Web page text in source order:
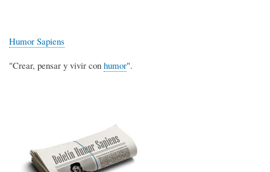
Humor Sapiens
"Crear, pensar y vivir con humor".